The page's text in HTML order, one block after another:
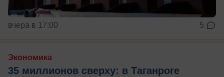
вчера в 17:00 5
Экономика
35 миллионов сверху: в Таганроге